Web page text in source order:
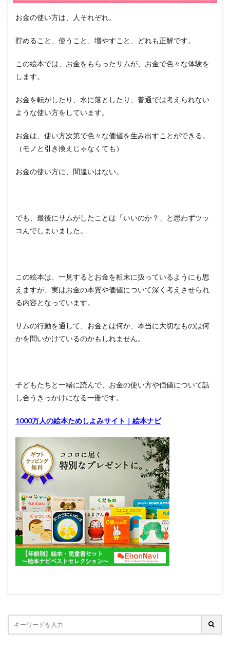
お金の使い方は、人それぞれ。
貯めること、使うこと、増やすこと、どれも正解です。
この絵本では、お金をもらったサムが、お金で色々な体験を
します。
お金を転がしたり、水に落としたり、普通では考えられない
ような使い方をしています。
お金は、使い方次第で色々な価値を生み出すことができる。
（モノと引き換えじゃなくても）
お金の使い方に、間違いはない。
でも、最後にサムがしたことは「いいのか？」と思わずツッ
コんでしまいました。
この絵本は、一見するとお金を粗末に扱っているようにも思
えますが、実はお金の本質や価値について深く考えさせられ
る内容となっています。
サムの行動を通して、お金とは何か、本当に大切なものは何
かを問いかけているのかもしれません。
子どもたちと一緒に読んで、お金の使い方や価値について話
し合うきっかけになる一冊です。
1000万人の絵本ためしよみサイト｜絵本ナビ